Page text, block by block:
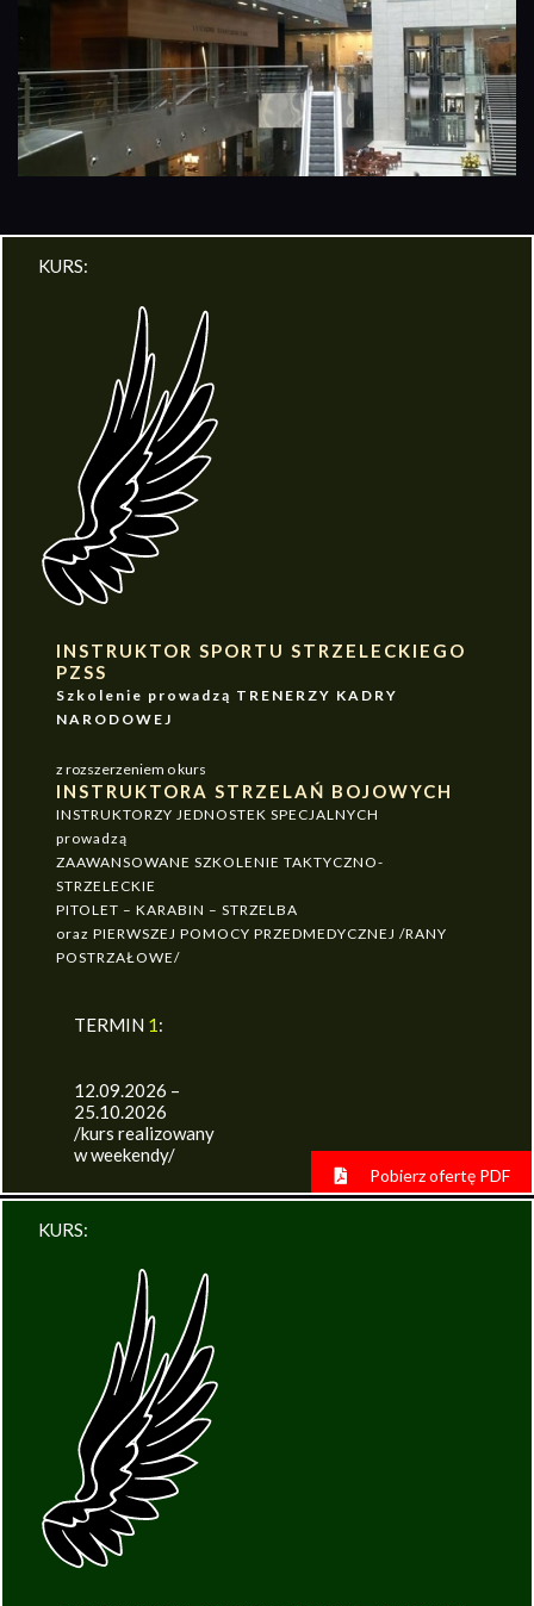
KURS:
INSTRUKTOR SPORTU STRZELECKIEGO
PZSS
Szkolenie prowadzą TRENERZY KADRY
NARODOWEJ
z rozszerzeniem o kurs
INSTRUKTORA STRZELAŃ BOJOWYCH
INSTRUKTORZY JEDNOSTEK SPECJALNYCH
prowadzą
ZAAWANSOWANE SZKOLENIE TAKTYCZNO-
STRZELECKIE
PITOLET – KARABIN – STRZELBA
oraz PIERWSZEJ POMOCY PRZEDMEDYCZNEJ /RANY
POSTRZAŁOWE/
TERMIN 1:
12.09.2026 –
25.10.2026
/kurs realizowany
w weekendy/
Pobierz ofertę PDF
KURS: